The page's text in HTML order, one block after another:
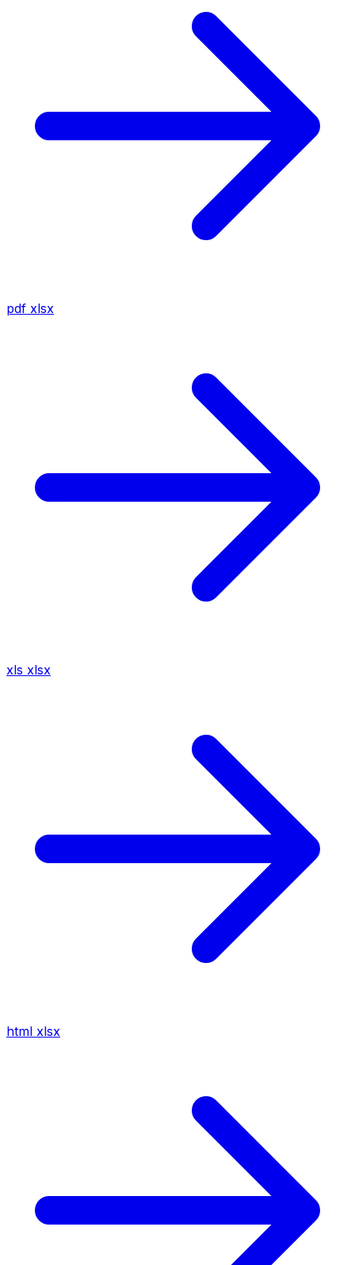
pdf xlsx
xls xlsx
html xlsx